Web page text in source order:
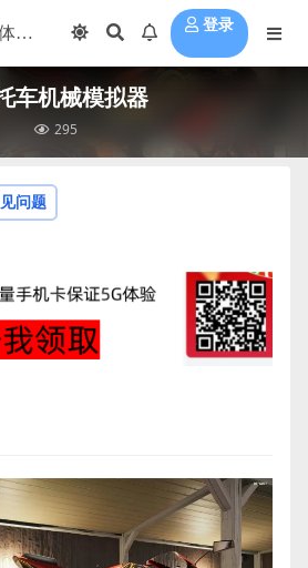
登录
车机械模拟器
295
问题